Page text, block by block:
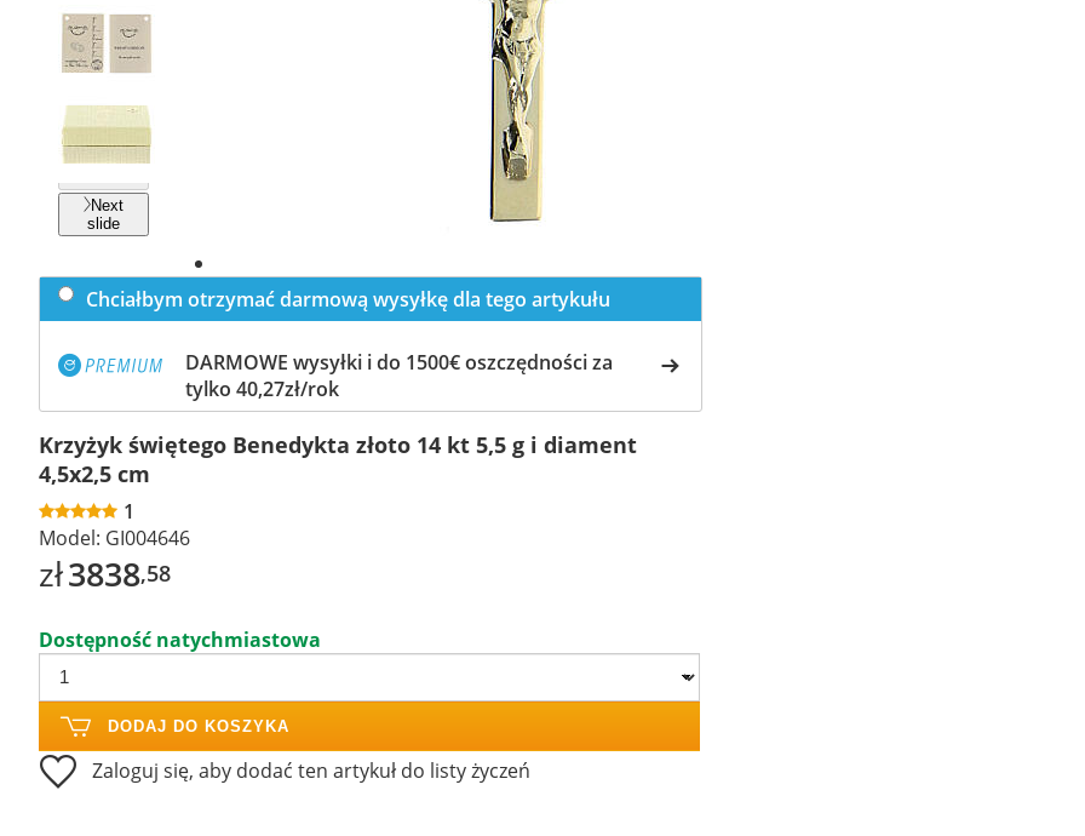
Previous
Next
slide
Chciałbym otrzymać darmową wysyłkę dla tego artykułu
DARMOWE wysyłki i do 1500€ oszczędności za
tylko 40,27zł/rok
Krzyżyk świętego Benedykta złoto 14 kt 5,5 g i diament
4,5x2,5 cm
1
Model: GI004646
zł3838,58
Dostępność natychmiastowa
DODAJ DO KOSZYKA
Zaloguj się, aby dodać ten artykuł do listy życzeń